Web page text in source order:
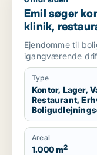
Emil søger
klinik,
Nordsjælland
Ejendomme til
igangværende
Type
Kontor, Lager,
Restaurant,
Areal
1.000 m2